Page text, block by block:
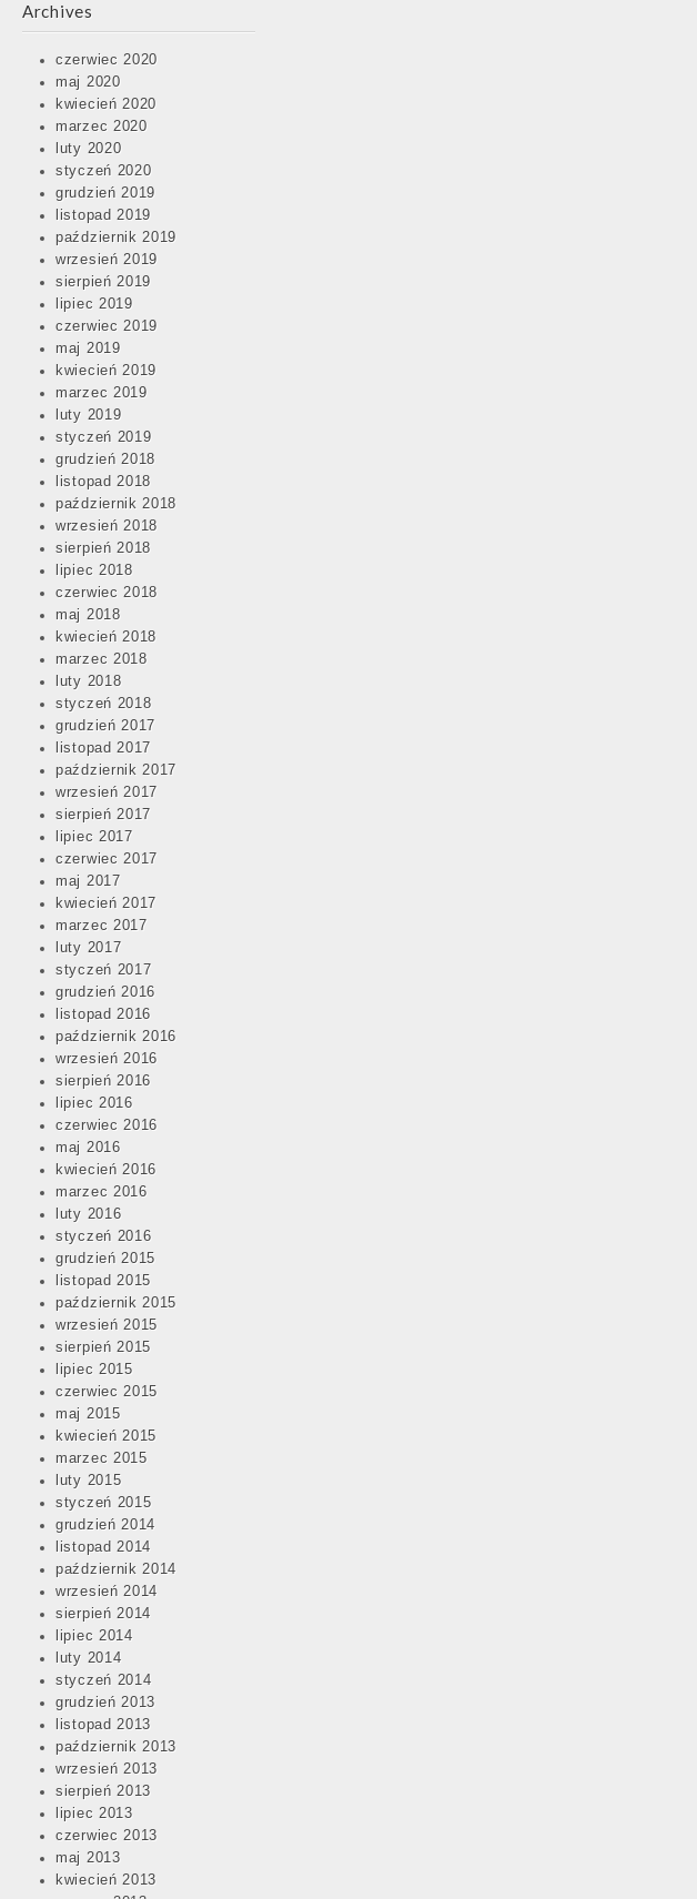
Archives
czerwiec 2020
maj 2020
kwiecień 2020
marzec 2020
luty 2020
styczeń 2020
grudzień 2019
listopad 2019
październik 2019
wrzesień 2019
sierpień 2019
lipiec 2019
czerwiec 2019
maj 2019
kwiecień 2019
marzec 2019
luty 2019
styczeń 2019
grudzień 2018
listopad 2018
październik 2018
wrzesień 2018
sierpień 2018
lipiec 2018
czerwiec 2018
maj 2018
kwiecień 2018
marzec 2018
luty 2018
styczeń 2018
grudzień 2017
listopad 2017
październik 2017
wrzesień 2017
sierpień 2017
lipiec 2017
czerwiec 2017
maj 2017
kwiecień 2017
marzec 2017
luty 2017
styczeń 2017
grudzień 2016
listopad 2016
październik 2016
wrzesień 2016
sierpień 2016
lipiec 2016
czerwiec 2016
maj 2016
kwiecień 2016
marzec 2016
luty 2016
styczeń 2016
grudzień 2015
listopad 2015
październik 2015
wrzesień 2015
sierpień 2015
lipiec 2015
czerwiec 2015
maj 2015
kwiecień 2015
marzec 2015
luty 2015
styczeń 2015
grudzień 2014
listopad 2014
październik 2014
wrzesień 2014
sierpień 2014
lipiec 2014
luty 2014
styczeń 2014
grudzień 2013
listopad 2013
październik 2013
wrzesień 2013
sierpień 2013
lipiec 2013
czerwiec 2013
maj 2013
kwiecień 2013